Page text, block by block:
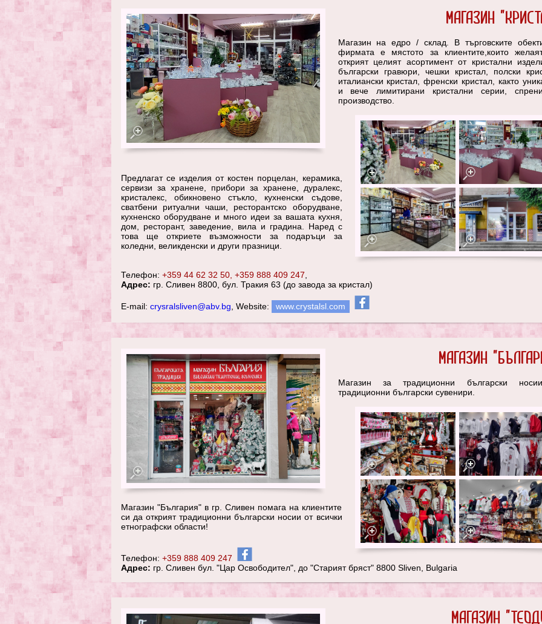
Магазин
Магазин на едро / склад. В търговските
фирмата е мястото за клиентите,които
открият целият асортимент от кристални
български гравюри, чешки кристал, полски
италиански кристал, френски кристал, както
и вече лимитирани кристални серии,
производство.
Предлагат се изделия от костен порцелан, керамика,
сервизи за хранене, прибори за хранене, дуралекс,
кристалекс, обикновено стъкло, кухненски съдове,
сватбени ритуални чаши, ресторантско оборудване,
кухненско оборудване и много идеи за вашата кухня,
дом, ресторант, заведение, вила и градина. Наред с
това ще откриете възможности за подаръци за
коледни, великденски и други празници.
Телефон: +359 44 62 32 50, +359 888 409 247
Адрес: гр. Сливен 8800, бул. Тракия 63 (до завода за кристал)
E-mail: crysralsliven@abv.bg , Website: www.crystalsl.com
Магазин
Магазин за традиционни български
традиционни български сувенири.
Магазин "България" в гр. Сливен помага на клиентите
си да открият традиционни български носии от всички
етнографски области!
Телефон: +359 888 409 247
Адрес: гр. Сливен бул. "Цар Освободител", до "Старият бряст" 8800 Sliven, Bulgaria
Магазин